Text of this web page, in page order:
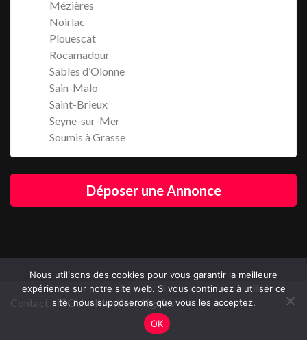
Mézières
Noirlac
Plouescat
Rocamadour
Sables d’Olonne
Sain-Malo
Saint-Brieux
Seyne-sur-Mer
Soumis à Grasse
Déposer une Annonce
Contact CGU Mentions légales
Nous utilisons des cookies pour vous garantir la meilleure
expérience sur notre site web. Si vous continuez à utiliser ce
site, nous supposerons que vous les acceptez.
OK